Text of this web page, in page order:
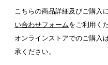
こちらの商品詳細及びご購入
い合わせフォームをご利用く
オンラインストアでのご購入
承ください。